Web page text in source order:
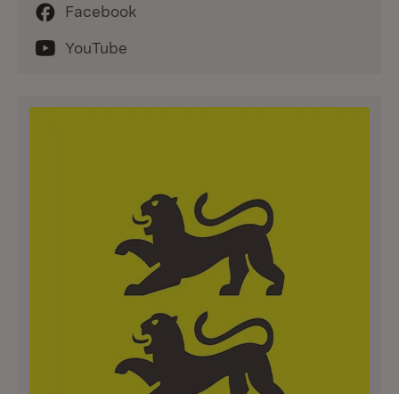
Facebook
YouTube